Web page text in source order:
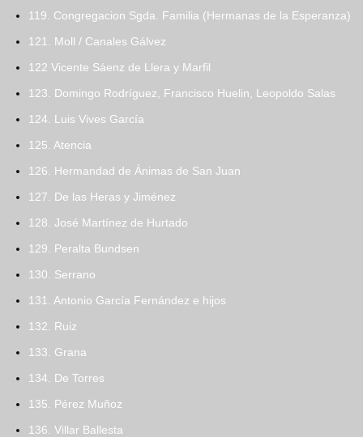
119. Congregacion Sgda. Familia (Hermanas de la Esperanza)
121. Moll / Canales Gálvez
122 Vicente Sáenz de Llera y Marfil
123. Domingo Rodríguez, Francisco Huelin, Leopoldo Salas
124. Luis Vives García
125. Atencia
126. Hermandad de Ánimas de San Juan
127. De las Heras y Jiménez
128. José Martínez de Hurtado
129. Peralta Bundsen
130. Serrano
131. Antonio García Fernández e hijos
132. Ruiz
133. Grana
134. De Torres
135. Pérez Muñoz
136. Villar Ballesta